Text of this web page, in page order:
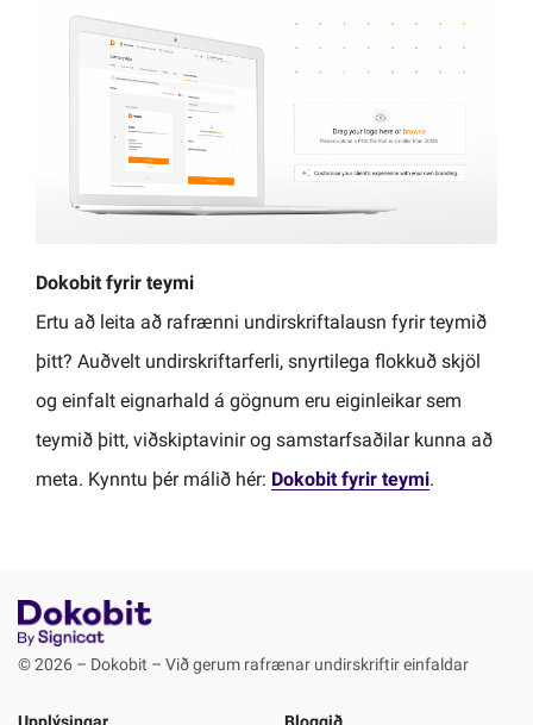
Dokobit fyrir teymi
Ertu að leita að rafrænni undirskriftalausn fyrir teymið
þitt? Auðvelt undirskriftarferli, snyrtilega flokkuð skjöl
og einfalt eignarhald á gögnum eru eiginleikar sem
teymið þitt, viðskiptavinir og samstarfsaðilar kunna að
meta. Kynntu þér málið hér: Dokobit fyrir teymi.
© 2026 – Dokobit – Við gerum rafrænar undirskriftir einfaldar